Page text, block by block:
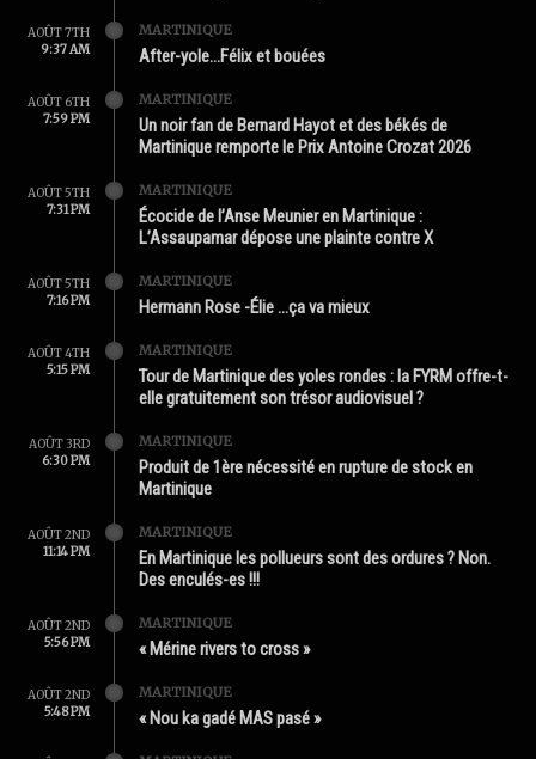
AOÛT 7TH
9:37 AM
MARTINIQUE
After-yole…Félix et bouées
AOÛT 6TH
7:59 PM
MARTINIQUE
Un noir fan de Bernard Hayot et des békés de
Martinique remporte le Prix Antoine Crozat 2026
AOÛT 5TH
7:31 PM
MARTINIQUE
Écocide de l’Anse Meunier en Martinique :
L’Assaupamar dépose une plainte contre X
AOÛT 5TH
7:16 PM
MARTINIQUE
Hermann Rose -Élie …ça va mieux
AOÛT 4TH
5:15 PM
MARTINIQUE
Tour de Martinique des yoles rondes : la FYRM offre-t-
elle gratuitement son trésor audiovisuel ?
AOÛT 3RD
6:30 PM
MARTINIQUE
Produit de 1ère nécessité en rupture de stock en
Martinique
AOÛT 2ND
11:14 PM
MARTINIQUE
En Martinique les pollueurs sont des ordures ? Non.
Des enculés-es !!!
AOÛT 2ND
5:56 PM
MARTINIQUE
« Mérine rivers to cross »
AOÛT 2ND
5:48 PM
MARTINIQUE
« Nou ka gadé MAS pasé »